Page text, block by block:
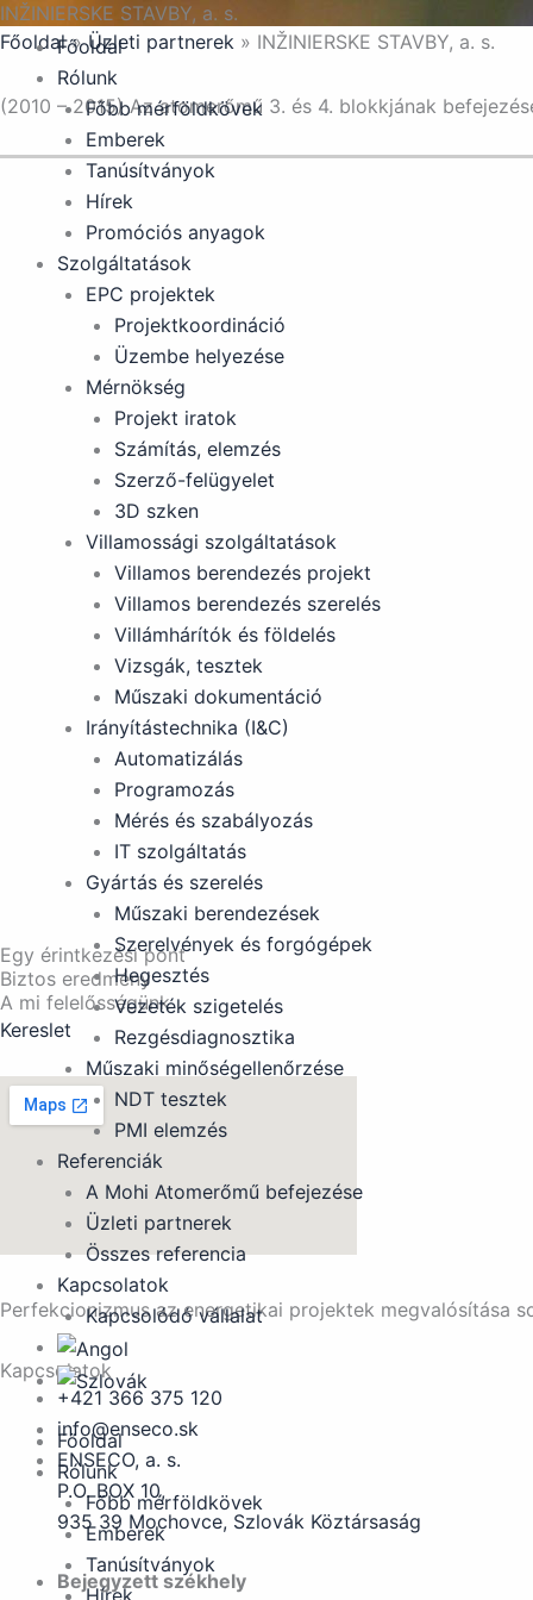
Skip
to
content
Főoldal
Rólunk
Főbb mérföldkövek
Emberek
Tanúsítványok
Hírek
Promóciós anyagok
Szolgáltatások
EPC projektek
Projektkoordináció
Üzembe helyezése
Mérnökség
Projekt iratok
Számítás, elemzés
Szerző-felügyelet
3D szken
Villamossági szolgáltatások
Villamos berendezés projekt
Villamos berendezés szerelés
Villámhárítók és földelés
Vizsgák, tesztek
Műszaki dokumentáció
Irányítástechnika (I&C)
Automatizálás
Programozás
Mérés és szabályozás
IT szolgáltatás
Gyártás és szerelés
Műszaki berendezések
Szerelvények és forgógépek
Hegesztés
Vezeték szigetelés
Rezgésdiagnosztika
Műszaki minőségellenőrzése
NDT tesztek
PMI elemzés
Referenciák
A Mohi Atomerőmű befejezése
Üzleti partnerek
Összes referencia
Kapcsolatok
Kapcsolódó vállalat
Főoldal
Rólunk
Főbb mérföldkövek
Emberek
Tanúsítványok
INŽINIERSKE STAVBY, a. s.
Főoldal»Üzleti partnerek » INŽINIERSKE STAVBY, a. s.
(2010 – 2015) Az atomerőmű 3. és 4. blokkjának
Egy érintkezési pont
Biztos eredmény
A mi felelősségünk
Kereslet
Perfekcionizmus az energetikai projektek megvalósítása
Kapcsolatok
+421 366 375 120
info@enseco.sk
ENSECO, a. s.
P.O. BOX 10,
935 39 Mochovce, Szlovák Köztársaság
Bejegyzett székhely